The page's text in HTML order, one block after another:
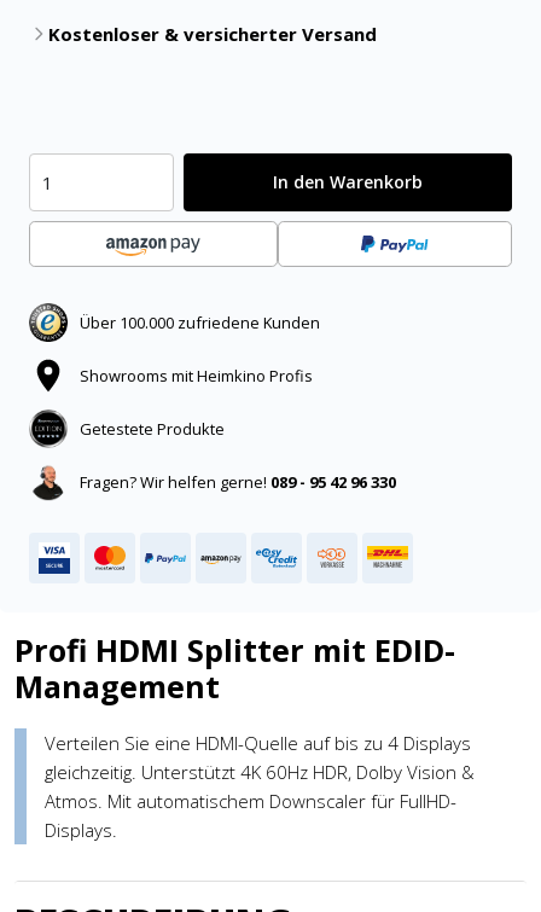
Kostenloser & versicherter Versand
In den Warenkorb
Über 100.000 zufriedene Kunden
Showrooms mit Heimkino Profis
Getestete Produkte
Fragen? Wir helfen gerne! 089 - 95 42 96 330
Profi HDMI Splitter mit EDID-
Management
Verteilen Sie eine HDMI-Quelle auf bis zu 4 Displays
gleichzeitig. Unterstützt 4K 60Hz HDR, Dolby Vision &
Atmos. Mit automatischem Downscaler für FullHD-
Displays.